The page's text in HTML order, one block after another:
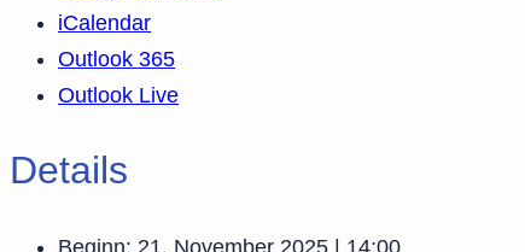
iCalendar
Outlook 365
Outlook Live
Details
Beginn: 21. November 2025 | 14:00